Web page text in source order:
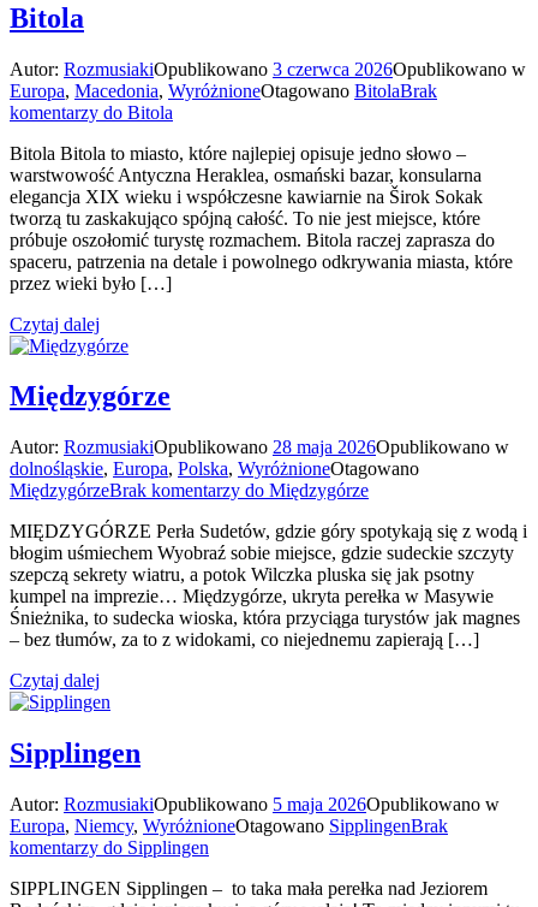
Bitola
Autor: RozmusiakiOpublikowano 3 czerwca 2026Opublikowano w
Europa, Macedonia, WyróżnioneOtagowano BitolaBrak
komentarzy do Bitola
Bitola Bitola to miasto, które najlepiej opisuje jedno słowo –
warstwowość Antyczna Heraklea, osmański bazar, konsularna
elegancja XIX wieku i współczesne kawiarnie na Širok Sokak
tworzą tu zaskakująco spójną całość. To nie jest miejsce, które
próbuje oszołomić turystę rozmachem. Bitola raczej zaprasza do
spaceru, patrzenia na detale i powolnego odkrywania miasta, które
przez wieki było […]
Czytaj dalej
Międzygórze
Autor: RozmusiakiOpublikowano 28 maja 2026Opublikowano w
dolnośląskie, Europa, Polska, WyróżnioneOtagowano
MiędzygórzeBrak komentarzy do Międzygórze
MIĘDZYGÓRZE Perła Sudetów, gdzie góry spotykają się z wodą i
błogim uśmiechem Wyobraź sobie miejsce, gdzie sudeckie szczyty
szepczą sekrety wiatru, a potok Wilczka pluska się jak psotny
kumpel na imprezie… Międzygórze, ukryta perełka w Masywie
Śnieżnika, to sudecka wioska, która przyciąga turystów jak magnes
– bez tłumów, za to z widokami, co niejednemu zapierają […]
Czytaj dalej
Sipplingen
Autor: RozmusiakiOpublikowano 5 maja 2026Opublikowano w
Europa, Niemcy, WyróżnioneOtagowano SipplingenBrak
komentarzy do Sipplingen
SIPPLINGEN Sipplingen – to taka mała perełka nad Jeziorem